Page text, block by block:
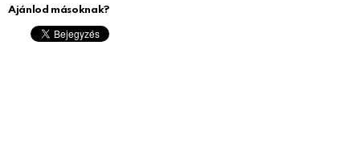
Ajánlod másoknak?